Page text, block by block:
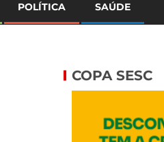
POLÍTICA SAÚDE
COPA SESC